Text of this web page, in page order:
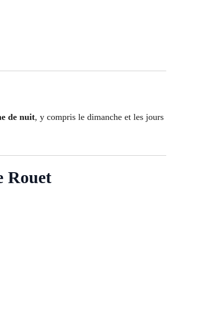
de nuit, y compris le dimanche et les jours
Rouet